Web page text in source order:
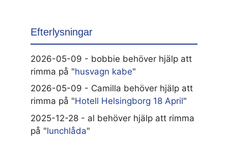
Efterlysningar
2026-05-09 - bobbie behöver hjälp att
rimma på "husvagn kabe"
2026-05-09 - Camilla behöver hjälp att
rimma på "Hotell Helsingborg 18 April"
2025-12-28 - al behöver hjälp att rimma
på "lunchlåda"